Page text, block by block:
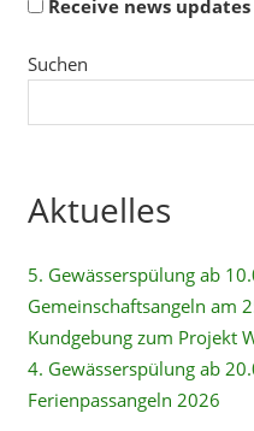
Receive news
Alternative:
Suchen
Aktuelles
5. Gewässerspülung ab
Gemeinschaftsangeln am
Kundgebung zum Projekt
4. Gewässerspülung ab
Ferienpassangeln 2026